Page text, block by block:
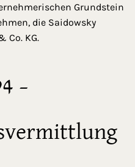
Grundstein
die Saidowsky
Co. KG.
–